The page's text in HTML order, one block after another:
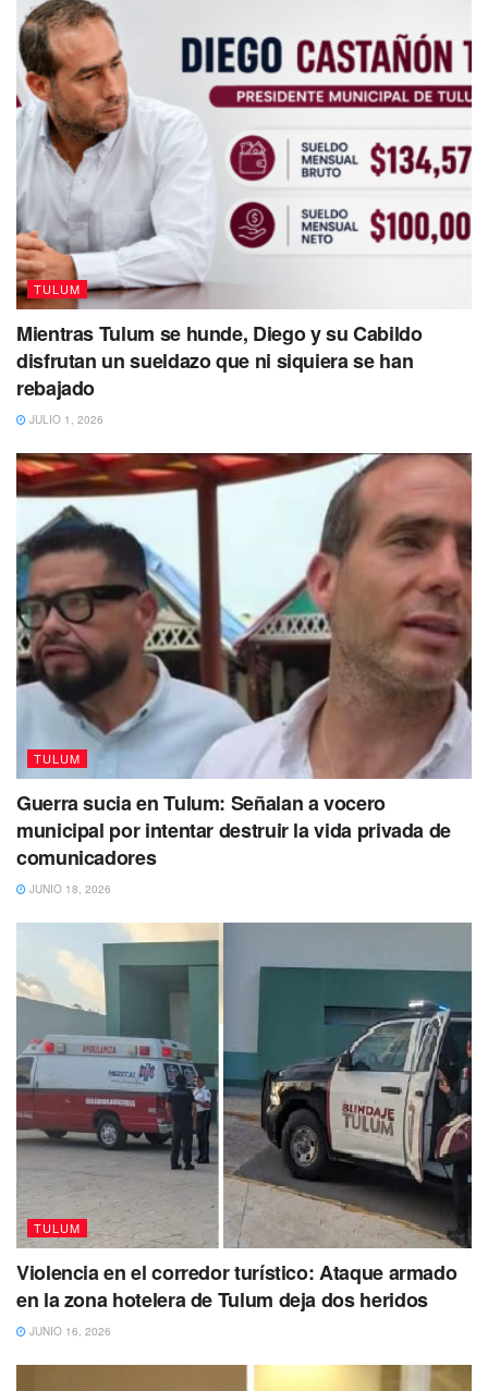
Tags: ficha roja Marciano Dzul policiaca
Tulum
violencia
TULUM
Mientras Tulum se hunde, Diego y su Cabildo
disfrutan un sueldazo que ni siquiera se han
rebajado
JULIO 1, 2026
TULUM
Guerra sucia en Tulum: Señalan a vocero
municipal por intentar destruir la vida privada de
comunicadores
JUNIO 18, 2026
TULUM
Violencia en el corredor turístico: Ataque armado
en la zona hotelera de Tulum deja dos heridos
JUNIO 16, 2026